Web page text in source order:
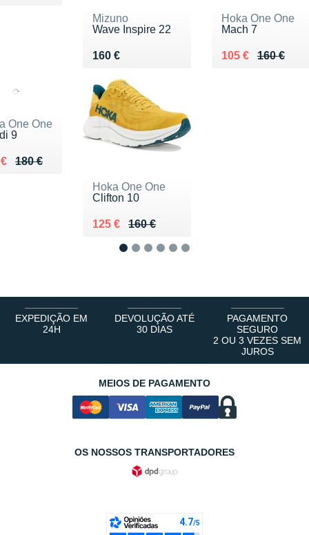
Mizuno
Wave Inspire 22
160 €
Vendu 160 €
Hoka One One
Mach 7
160 €
Au lieu de 160 €
105 €
Vendu 105 €
One One
9
180 €
de 180 €
132 €
Hoka One One
Clifton 10
160 €
Au lieu de 160 €
125 €
Vendu 125 €
EXPEDIÇÃO EM
24H
DEVOLUÇÃO ATÉ
30 DIAS
PAGAMENTO
SEGURO
2 OU 3 VEZES SEM
JUROS
MEIOS DE PAGAMENTO
OS NOSSOS TRANSPORTADORES